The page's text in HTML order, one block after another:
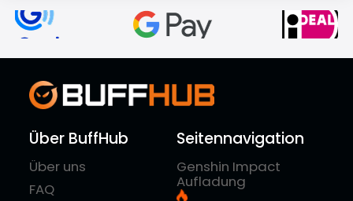
Über BuffHub
Über uns
FAQ
Seitennavigation
Genshin Impact
Aufladung